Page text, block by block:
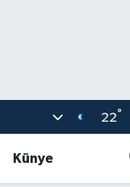
22°
Künye